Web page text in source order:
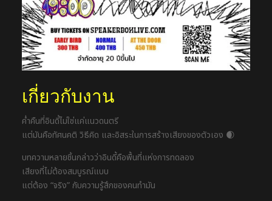
เกี่ยวกับงาน
ค่ำคืนที่อินดี้ไม่ใช่แค่แนวดนตรี
แต่มันคือทัศนคติ วิธีคิด และอิสระในการสร้างเสียงของตัวเอง 🌒
บทความหลายชิ้นกล่าวว่าอินดี้คือพื้นที่แห่งการทดลอง
เสียงที่ไม่ต้องสมบูรณ์แบบ
แต่ต้อง “จริง” กับความรู้สึกของคนทำมัน